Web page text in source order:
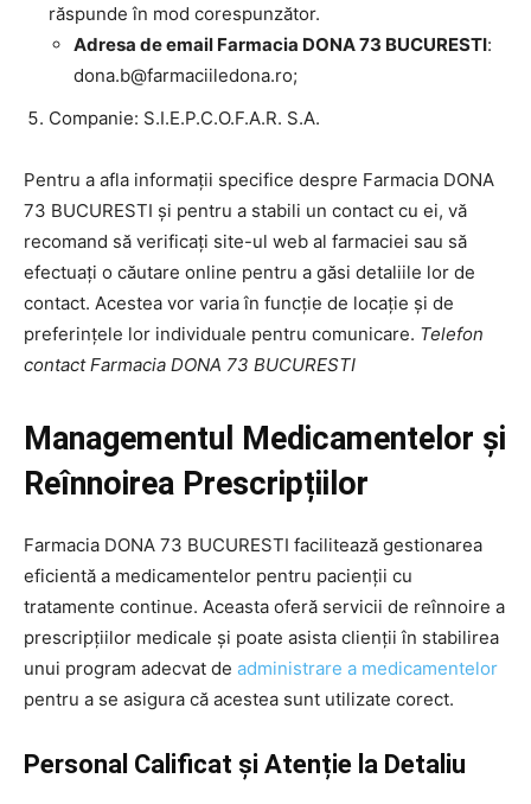
răspunde în mod corespunzător.
Adresa de email Farmacia DONA 73 BUCURESTI:
dona.b@farmaciiledona.ro;
Companie: S.I.E.P.C.O.F.A.R. S.A.
Pentru a afla informații specifice despre Farmacia DONA
73 BUCURESTI și pentru a stabili un contact cu ei, vă
recomand să verificați site-ul web al farmaciei sau să
efectuați o căutare online pentru a găsi detaliile lor de
contact. Acestea vor varia în funcție de locație și de
preferințele lor individuale pentru comunicare. Telefon
contact Farmacia DONA 73 BUCURESTI
Managementul Medicamentelor și
Reînnoirea Prescripțiilor
Farmacia DONA 73 BUCURESTI facilitează gestionarea
eficientă a medicamentelor pentru pacienții cu
tratamente continue. Aceasta oferă servicii de reînnoire a
prescripțiilor medicale și poate asista clienții în stabilirea
unui program adecvat de administrare a medicamentelor
pentru a se asigura că acestea sunt utilizate corect.
Personal Calificat și Atenție la Detaliu